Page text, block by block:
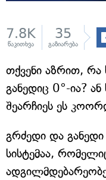
7.8K
წაკითხვა
35
გაზიარება
თქვენი აზრით, რა
განედიც 0°-ია?
შეარჩიეს ეს
გრძედი და განედი
სისტემაა,